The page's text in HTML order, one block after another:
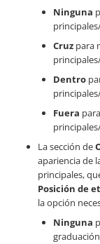
Ninguna
Cruz para
Dentro
Fuera
La sección de
apariencia de
principales,
Posición de
la opción
Ninguna